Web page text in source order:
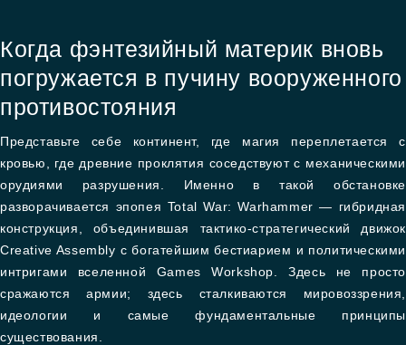
Когда фэнтезийный материк вновь
погружается в пучину вооруженного
противостояния
Представьте себе континент, где магия переплетается с
кровью, где древние проклятия соседствуют с механическими
орудиями разрушения. Именно в такой обстановке
разворачивается эпопея Total War: Warhammer — гибридная
конструкция, объединившая тактико-стратегический движок
Creative Assembly с богатейшим бестиарием и политическими
интригами вселенной Games Workshop. Здесь не просто
сражаются армии; здесь сталкиваются мировоззрения,
идеологии и самые фундаментальные принципы
существования.